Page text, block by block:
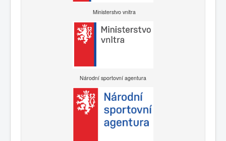
Ministerstvo vnitra
Národní sportovní agentura